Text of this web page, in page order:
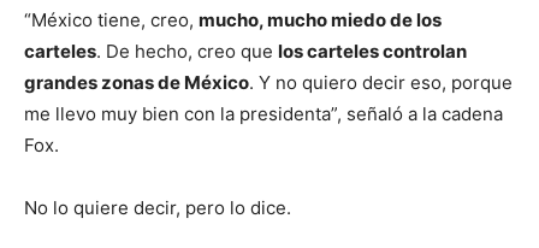
“México tiene, creo, mucho, mucho miedo de los
carteles. De hecho, creo que los carteles controlan
grandes zonas de México. Y no quiero decir eso, porque
me llevo muy bien con la presidenta”, señaló a la cadena
Fox.
No lo quiere decir, pero lo dice.